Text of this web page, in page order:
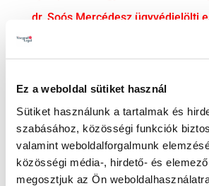
Ez a weboldal sütiket használ
Sütiket használunk a tartalmak és
szabásához, közösségi funkciók
valamint weboldalforgalmunk
közösségi média-, hirdető- és
megosztjuk az Ön
dr. Soós Mercédesz ügyvédjelölti
gratulálunk!
Adózás
Bejelentővédelem
Compliance